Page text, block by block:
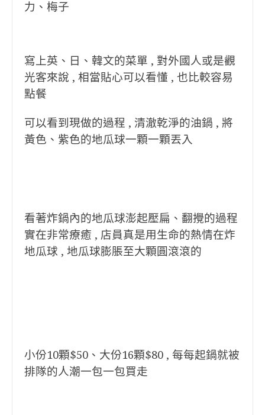
力、梅子
寫上英、日、韓文的菜單 , 對外國人或是觀
光客來說 , 相當貼心可以看懂 , 也比較容易
點餐
可以看到現做的過程 , 清澈乾淨的油鍋 , 將
黃色、紫色的地瓜球一顆一顆丟入
看著炸鍋內的地瓜球澎起壓扁、翻攪的過程
實在非常療癒 , 店員真是用生命的熱情在炸
地瓜球 , 地瓜球膨脹至大顆圓滾滾的
小份10顆$50、大份16顆$80 , 每每起鍋就被
排隊的人潮一包一包買走